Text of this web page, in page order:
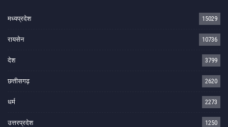
मध्यप्रदेश 15029
रायसेन 10736
देश 3799
छत्तीसगढ़ 2620
धर्म 2273
उत्तरप्रदेश 1250